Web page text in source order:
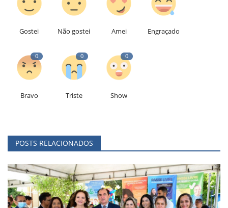
Gostei Não gostei Amei Engraçado
0
Bravo
0
Triste
0
Show
POSTS RELACIONADOS